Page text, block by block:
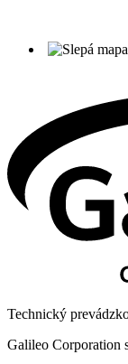
Technický
Galileo Corporation